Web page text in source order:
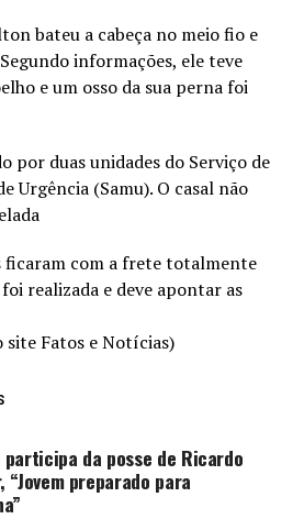
bateu a cabeça no meio fio e
informações, ele teve
e um osso da sua perna foi
por duas unidades do Serviço de
Urgência (Samu). O casal não
ficaram com a frete totalmente
realizada e deve apontar as
site Fatos e Notícias)
da posse de Ricardo
preparado para